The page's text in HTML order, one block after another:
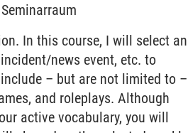
In this course, I will select an
news event, etc. to
– but are not limited to –
and roleplays. Although
active vocabulary, you will